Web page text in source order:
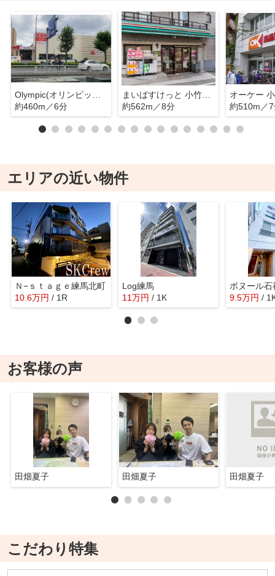
Olympic(オリンピック) 小竹向原店
約460m／6分
まいばすけっと 小竹向原駅北店
約562m／8分
オーケー
約510m／
エリアの近い物件
Ｎ−ｓｔａｇｅ練馬北町
10.6万円 / 1R
Log練馬
11万円 / 1K
ボヌール石
9.5万円 /
お客様の声
田畑夏子 田畑夏子 田畑夏子
こだわり特集